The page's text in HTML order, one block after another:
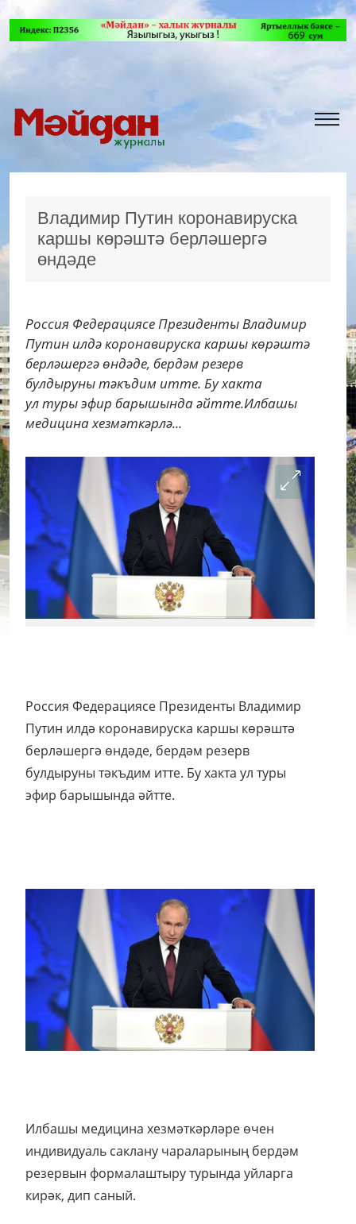
Владимир Путин коронавируска
каршы көрәштә берләшергә
өндәде
Россия Федерациясе Президенты Владимир
Путин илдә коронавируска каршы көрәштә
берләшергә өндәде, бердәм резерв
булдыруны тәкъдим итте. Бу хакта
ул туры эфир барышында әйтте.Илбашы
медицина хезмәткәрлә...
Россия Федерациясе Президенты Владимир
Путин илдә коронавируска каршы көрәштә
берләшергә өндәде, бердәм резерв
булдыруны тәкъдим итте. Бу хакта ул туры
эфир барышында әйтте.
Илбашы медицина хезмәткәрләре өчен
индивидуаль саклану чараларының бердәм
резервын формалаштыру турында уйларга
кирәк, дип саный.